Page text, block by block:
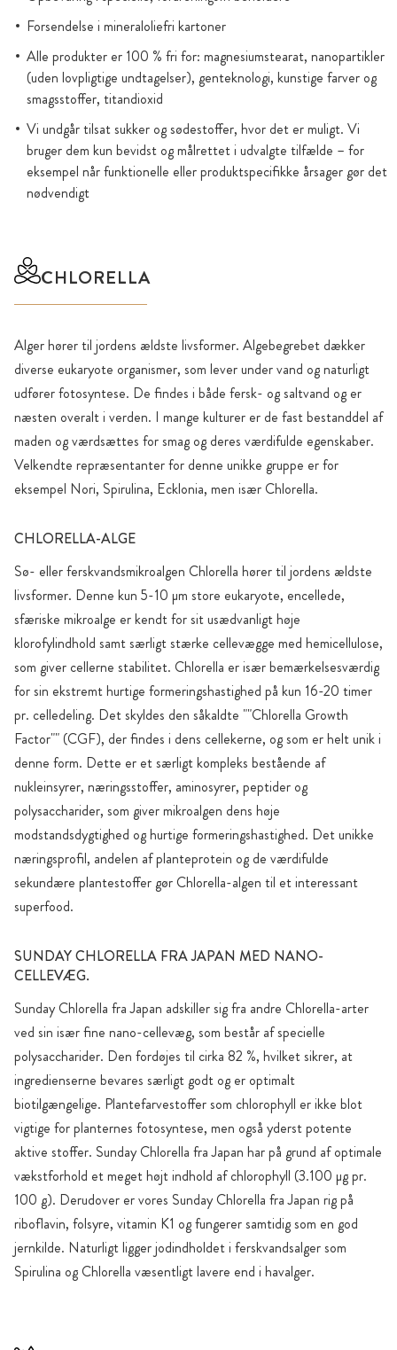
Forsendelse i mineraloliefri kartoner
Alle produkter er 100 % fri for: magnesiumstearat, nanopartikler
(uden lovpligtige undtagelser), genteknologi, kunstige farver og
smagsstoffer, titandioxid
Vi undgår tilsat sukker og sødestoffer, hvor det er muligt. Vi
bruger dem kun bevidst og målrettet i udvalgte tilfælde – for
eksempel når funktionelle eller produktspecifikke årsager gør det
nødvendigt
CHLORELLA
Alger hører til jordens ældste livsformer. Algebegrebet dækker
diverse eukaryote organismer, som lever under vand og naturligt
udfører fotosyntese. De findes i både fersk- og saltvand og er
næsten overalt i verden. I mange kulturer er de fast bestanddel af
maden og værdsættes for smag og deres værdifulde egenskaber.
Velkendte repræsentanter for denne unikke gruppe er for
eksempel Nori, Spirulina, Ecklonia, men især Chlorella.
CHLORELLA-ALGE
Sø- eller ferskvandsmikroalgen Chlorella hører til jordens ældste
livsformer. Denne kun 5-10 µm store eukaryote, encellede,
sfæriske mikroalge er kendt for sit usædvanligt høje
klorofylindhold samt særligt stærke cellevægge med hemicellulose,
som giver cellerne stabilitet. Chlorella er især bemærkelsesværdig
for sin ekstremt hurtige formeringshastighed på kun 16-20 timer
pr. celledeling. Det skyldes den såkaldte ""Chlorella Growth
Factor"" (CGF), der findes i dens cellekerne, og som er helt unik i
denne form. Dette er et særligt kompleks bestående af
nukleinsyrer, næringsstoffer, aminosyrer, peptider og
polysaccharider, som giver mikroalgen dens høje
modstandsdygtighed og hurtige formeringshastighed. Det unikke
næringsprofil, andelen af planteprotein og de værdifulde
sekundære plantestoffer gør Chlorella-algen til et interessant
superfood.
SUNDAY CHLORELLA FRA JAPAN MED NANO-
CELLEVÆG.
Sunday Chlorella fra Japan adskiller sig fra andre Chlorella-arter
ved sin især fine nano-cellevæg, som består af specielle
polysaccharider. Den fordøjes til cirka 82 %, hvilket sikrer, at
ingredienserne bevares særligt godt og er optimalt
biotilgængelige. Plantefarvestoffer som chlorophyll er ikke blot
vigtige for planternes fotosyntese, men også yderst potente
aktive stoffer. Sunday Chlorella fra Japan har på grund af optimale
vækstforhold et meget højt indhold af chlorophyll (3.100 µg pr.
100 g). Derudover er vores Sunday Chlorella fra Japan rig på
riboflavin, folsyre, vitamin K1 og fungerer samtidig som en god
jernkilde. Naturligt ligger jodindholdet i ferskvandsalger som
Spirulina og Chlorella væsentligt lavere end i havalger.